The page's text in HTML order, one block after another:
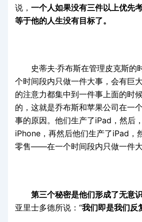
说，一个人如果没有三件以上优先
等于他的人生没有目标了。
史蒂夫·乔布斯在管理皮克斯的
个时间段内只做一件大事，会有巨
的注意力都集中到一件事上面的时
的，这就是乔布斯和苹果公司在一
事的原因。他们生产了iPad，然后
iPhone，再然后他们生产了iPad，
零售——在一个时间段内只做一件大
第三个秘密是他们形成了无意
亚里士多德所说：“我们即是我们反